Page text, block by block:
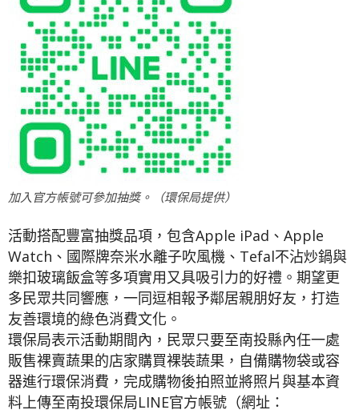
加入官方帳號可參加抽獎。（環保局提供）
活動搭配豐富抽獎品項，包含Apple iPad、Apple
Watch、國際牌奈米水離子吹風機、Tefal不沾炒鍋與
樂扣玻璃飯盒等多項實用又具吸引力的好禮。期望更
多民眾共同響應，一同逗相報予鄰居親朋好友，打造
友善環境的綠色消費文化。
環保局表示活動期間內，民眾只要至南投縣內任一處
販售裸賣蔬果的店家購買裸裝蔬果，自備購物袋或容
器進行環保消費，完成購物後拍照並將照片與基本資
料上傳至南投環保局LINE官方帳號（網址：